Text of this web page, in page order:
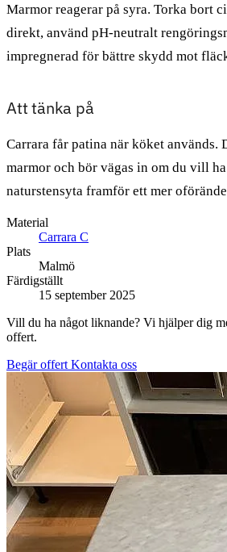
Marmor reagerar på syra. Torka bort
direkt, använd pH-neutralt
impregnerad för bättre skydd mot
Att tänka på
Carrara får patina när köket används.
marmor och bör vägas in om du vill
naturstensyta framför ett mer
Material
Carrara C
Plats
Malmö
Färdigställt
15 september 2025
Vill du ha något liknande? Vi hjälper dig
offert.
Begär offert Kontakta oss